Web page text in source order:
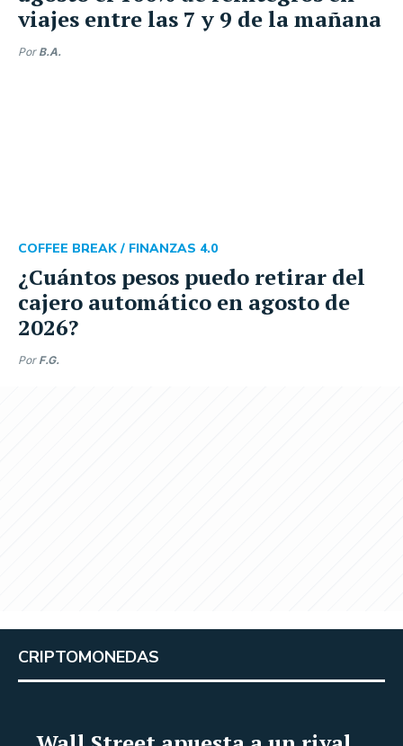
viajes entre las 7 y 9 de la mañana
Por B.A.
¿Cuántos pesos puedo retirar del
cajero automático en agosto de
2026?
COFFEE BREAK / FINANZAS 4.0
Por F.G.
CRIPTOMONEDAS